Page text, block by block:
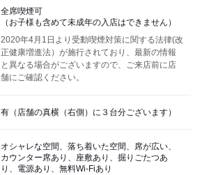
全席喫煙可
（お子様も含めて未成年の入店はできません）
2020年4月1日より受動喫煙対策に関する法律(改
正健康増進法）が施行されており、最新の情報
と異なる場合がございますので、ご来店前に店
舗にご確認ください。
有（店舗の真横（右側）に３台分ございます）
オシャレな空間、落ち着いた空間、席が広い、
カウンター席あり、座敷あり、掘りごたつあ
り、電源あり、無料Wi-Fiあり